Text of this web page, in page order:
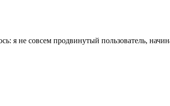
я не совсем продвинутый пользователь,